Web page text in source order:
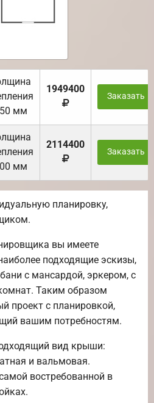
мм
1949400
Заказать
мм
2114400
Заказать
планировку,
вы имеете
подходящие эскизы,
с мансардой, эркером, с
Таким образом
проект с планировкой,
вашим потребностям.
вид крыши:
и вальмовая.
востребованной в